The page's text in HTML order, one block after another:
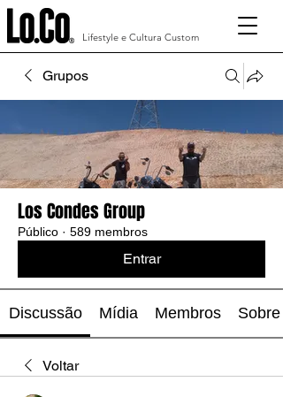
Lifestyle e Cultura Custom
Grupos
Los Condes Group
Público · 589 membros
Entrar
Discussão Mídia Membros Sobre
Voltar